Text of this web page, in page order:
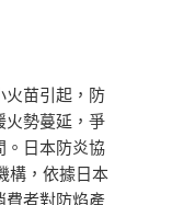
火苗引起，防
火勢蔓延，爭
。日本防炎協
構，依據日本
費者對防焰產